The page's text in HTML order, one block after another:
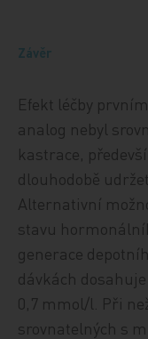
Závěr
Efekt léčby
analog nebyl
kastrace,
dlouhodobě
Alternativní
stavu
generace
dávkách
0,7 mmol/l. Při
srovnatelných s